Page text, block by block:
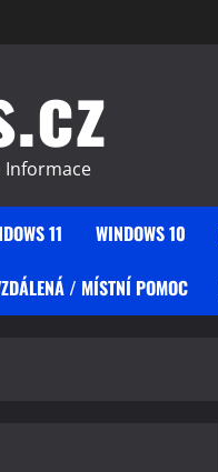
Informace
11 WINDOWS 10
/ MÍSTNÍ POMOC